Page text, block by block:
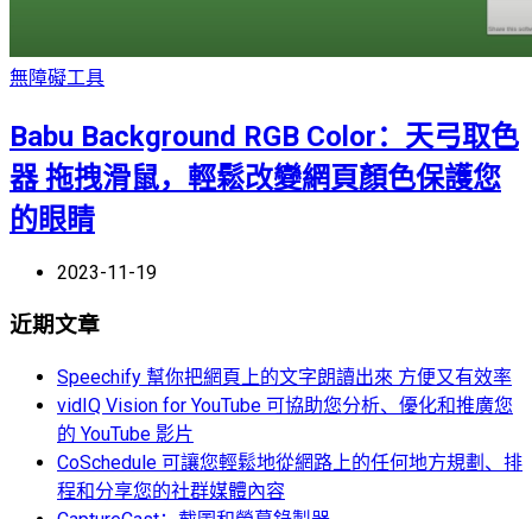
無障礙工具
Babu Background RGB Color：天弓取色
器 拖拽滑鼠，輕鬆改變網頁顏色保護您
的眼睛
2023-11-19
近期文章
Speechify 幫你把網頁上的文字朗讀出來 方便又有效率
vidIQ Vision for YouTube 可協助您分析、優化和推廣您
的 YouTube 影片
CoSchedule 可讓您輕鬆地從網路上的任何地方規劃、排
程和分享您的社群媒體內容